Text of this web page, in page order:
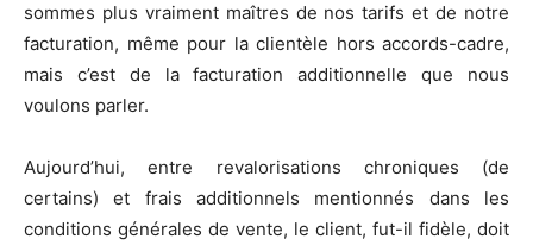
sommes plus vraiment maîtres de nos tarifs et de notre
facturation, même pour la clientèle hors accords-cadre,
mais c’est de la facturation additionnelle que nous
voulons parler.
Aujourd’hui, entre revalorisations chroniques (de
certains) et frais additionnels mentionnés dans les
conditions générales de vente, le client, fut-il fidèle, doit